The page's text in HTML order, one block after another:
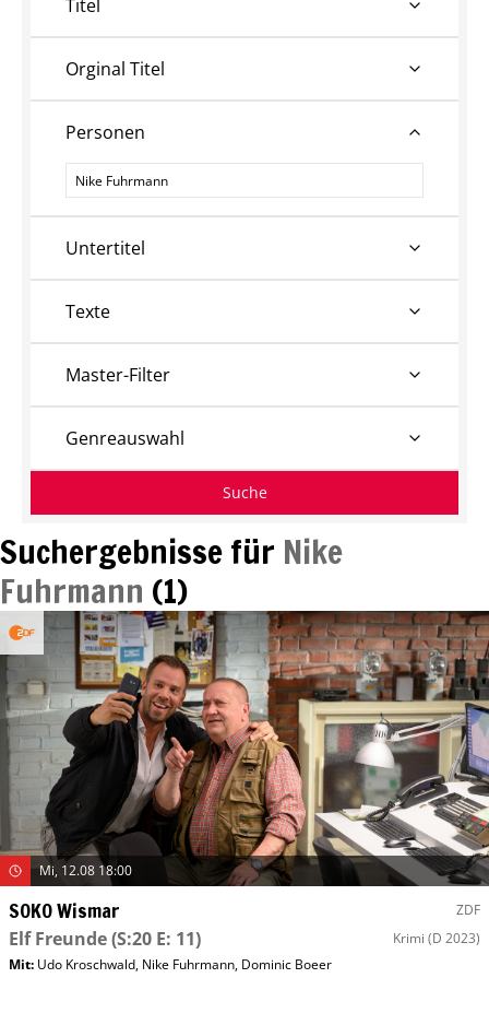
Suchergebnisse für Nike
Fuhrmann (1)
Mi, 12.08 18:00
SOKO Wismar ZDF
Elf Freunde(S:20 E: 11) Krimi (D 2023)
Mit: Udo Kroschwald, Nike Fuhrmann, Dominic Boeer
Titel
Orginal Titel
Personen
Personen
Untertitel
Texte
Master-Filter
Genreauswahl
Suche